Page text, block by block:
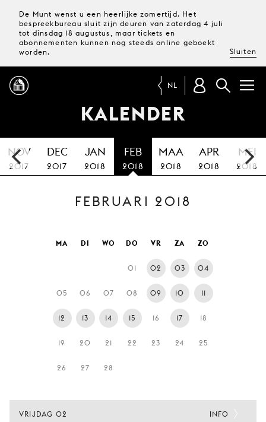
De Munt wenst u een heerlijke zomertijd. Het
bespreekbureau sluit zijn deuren van zaterdag 4 juli
tot dinsdag 18 augustus, maar tickets en
abonnementen kunnen nog steeds online geboekt
worden.
Sluiten
PROGRAMMA
MAGAZINE
TICKETS &
ABONNEMENTEN
BEZOEK
JONG
PUBLIEK
DE
MUNT
NL
KALENDER
NOV
2017
DEC
2017
JAN
2018
FEB
2018
MAA
2018
APR
2018
MEI
2018
FEBRUARI 2018
MA DI WO DO VR ZA ZO
01 02 03 04
05 06 07 08 09 10 11
12 13 14 15 16 17 18
19 20 21 22 23 24 25
26 27 28
VRIJDAG 02 INFO